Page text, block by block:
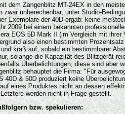
dem Zangenblitz MT-24EX in den
unberechenbar, unter Studio-
Exemplare der 40D ergab: keine
2009 bei einem bekannten
EOS 5D Mark II (im Vergleich mit
also einen bestimmten
kraß auf, sobald ein bestimmbarer
solange die Kapazität des Blitzgerät
Überbelichtungen, diese sind
behauptet die Firma: "Für
40D & 50D produziert keine
eines Produktes nicht an dessen
werden nicht in Frage gestellt.
bzw. spekulieren: